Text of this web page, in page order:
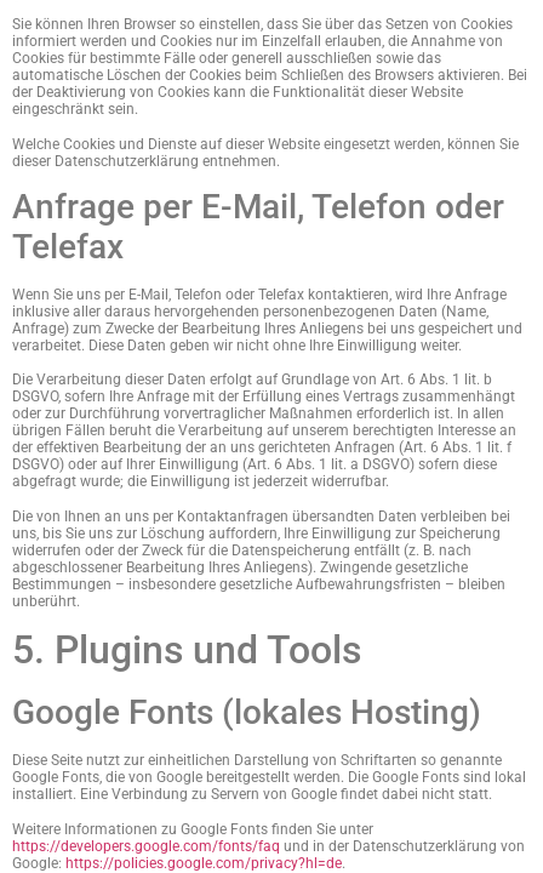
Sie können Ihren Browser so einstellen, dass Sie über das Setzen von Cookies
informiert werden und Cookies nur im Einzelfall erlauben, die Annahme von
Cookies für bestimmte Fälle oder generell ausschließen sowie das
automatische Löschen der Cookies beim Schließen des Browsers aktivieren. Bei
der Deaktivierung von Cookies kann die Funktionalität dieser Website
eingeschränkt sein.
Welche Cookies und Dienste auf dieser Website eingesetzt werden, können Sie
dieser Datenschutzerklärung entnehmen.
Anfrage per E-Mail, Telefon oder
Telefax
Wenn Sie uns per E-Mail, Telefon oder Telefax kontaktieren, wird Ihre Anfrage
inklusive aller daraus hervorgehenden personenbezogenen Daten (Name,
Anfrage) zum Zwecke der Bearbeitung Ihres Anliegens bei uns gespeichert und
verarbeitet. Diese Daten geben wir nicht ohne Ihre Einwilligung weiter.
Die Verarbeitung dieser Daten erfolgt auf Grundlage von Art. 6 Abs. 1 lit. b
DSGVO, sofern Ihre Anfrage mit der Erfüllung eines Vertrags zusammenhängt
oder zur Durchführung vorvertraglicher Maßnahmen erforderlich ist. In allen
übrigen Fällen beruht die Verarbeitung auf unserem berechtigten Interesse an
der effektiven Bearbeitung der an uns gerichteten Anfragen (Art. 6 Abs. 1 lit. f
DSGVO) oder auf Ihrer Einwilligung (Art. 6 Abs. 1 lit. a DSGVO) sofern diese
abgefragt wurde; die Einwilligung ist jederzeit widerrufbar.
Die von Ihnen an uns per Kontaktanfragen übersandten Daten verbleiben bei
uns, bis Sie uns zur Löschung auffordern, Ihre Einwilligung zur Speicherung
widerrufen oder der Zweck für die Datenspeicherung entfällt (z. B. nach
abgeschlossener Bearbeitung Ihres Anliegens). Zwingende gesetzliche
Bestimmungen – insbesondere gesetzliche Aufbewahrungsfristen – bleiben
unberührt.
5. Plugins und Tools
Google Fonts (lokales Hosting)
Diese Seite nutzt zur einheitlichen Darstellung von Schriftarten so genannte
Google Fonts, die von Google bereitgestellt werden. Die Google Fonts sind lokal
installiert. Eine Verbindung zu Servern von Google findet dabei nicht statt.
Weitere Informationen zu Google Fonts finden Sie unter
https://developers.google.com/fonts/faq und in der Datenschutzerklärung von
Google: https://policies.google.com/privacy?hl=de.